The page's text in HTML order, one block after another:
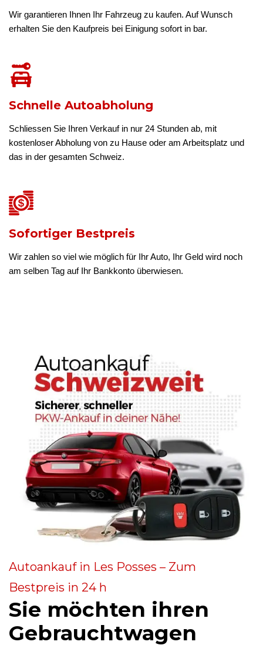
Wir garantieren Ihnen Ihr Fahrzeug zu kaufen. Auf Wunsch
erhalten Sie den Kaufpreis bei Einigung sofort in bar.
Schnelle Autoabholung
Schliessen Sie Ihren Verkauf in nur 24 Stunden ab, mit
kostenloser Abholung von zu Hause oder am Arbeitsplatz und
das in der gesamten Schweiz.
Sofortiger Bestpreis
Wir zahlen so viel wie möglich für Ihr Auto, Ihr Geld wird noch
am selben Tag auf Ihr Bankkonto überwiesen.
Autoankauf in Les Posses – Zum
Bestpreis in 24 h
Sie möchten ihren
Gebrauchtwagen